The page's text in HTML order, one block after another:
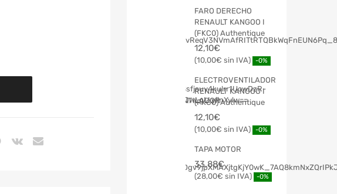
FARO DERECHO
RENAULT KANGOO I
(FKC0) Authentique
12,10€
10,00€ -0%
ELECTROVENTILADOR
RENAULT KANGOO I
(FKC0) Authentique
12,10€
10,00€ -0%
TAPA MOTOR
33,88€
28,00€ -0%